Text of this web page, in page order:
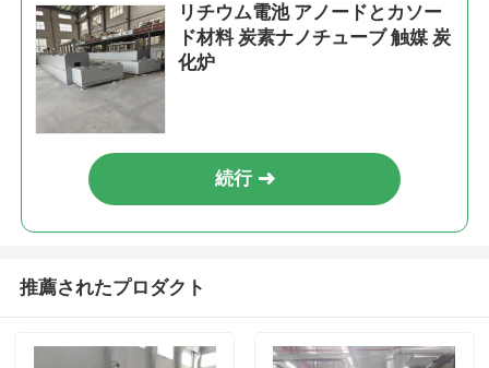
リチウム電池 アノードとカソー
ド材料 炭素ナノチューブ 触媒 炭
化炉
続行
推薦されたプロダクト